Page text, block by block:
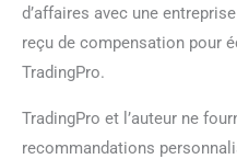
d’affaires avec une
reçu de compensation pour
TradingPro.
TradingPro et l’auteur ne
recommandations